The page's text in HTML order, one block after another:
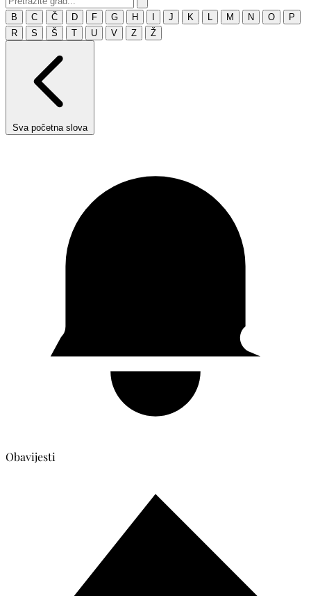
B C Č D F G H J K M N O
P
R
S Š T U V Z Ž
Sva početna slova
Obavijesti